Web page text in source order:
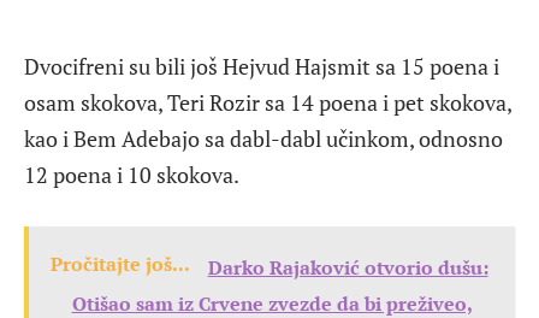
Dvocifreni su bili još Hejvud Hajsmit sa 15 poena i
osam skokova, Teri Rozir sa 14 poena i pet skokova,
kao i Bem Adebajo sa dabl-dabl učinkom, odnosno
12 poena i 10 skokova.
Pročitajte još...
Darko Rajaković otvorio dušu:
Otišao sam iz Crvene zvezde da bi preživeo,